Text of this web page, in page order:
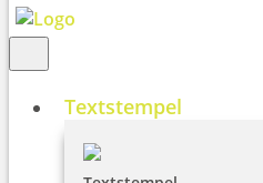
Textstempel